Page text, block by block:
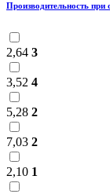
Производительность при
2,64 3
3,52 4
5,28 2
7,03 2
2,10 1